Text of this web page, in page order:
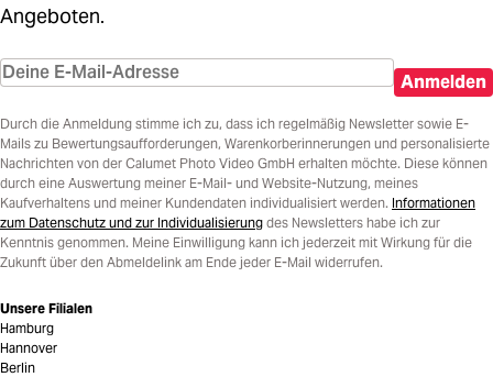
Angeboten.
Anmelden
Durch die Anmeldung stimme ich zu, dass ich regelmäßig Newsletter sowie E-
Mails zu Bewertungsaufforderungen, Warenkorberinnerungen und personalisierte
Nachrichten von der Calumet Photo Video GmbH erhalten möchte. Diese können
durch eine Auswertung meiner E-Mail- und Website-Nutzung, meines
Kaufverhaltens und meiner Kundendaten individualisiert werden. Informationen
zum Datenschutz und zur Individualisierung des Newsletters habe ich zur
Kenntnis genommen. Meine Einwilligung kann ich jederzeit mit Wirkung für die
Zukunft über den Abmeldelink am Ende jeder E-Mail widerrufen.
Unsere Filialen
Hamburg
Hannover
Berlin